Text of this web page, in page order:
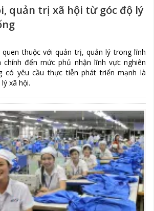
quản trị xã hội từ góc độ lý
thuộc với quản trị, quản lý trong lĩnh
đến mức phủ nhận lĩnh vực nghiên
có yêu cầu thực tiễn phát triển mạnh là
xã hội.